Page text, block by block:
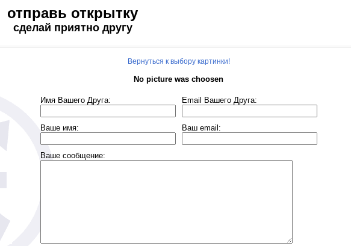
отправь открытку
сделай приятно другу
Вернуться к выбору картинки!
No picture was choosen
Имя Вашего Друга: Еmail Вашего Друга:
Ваше имя: Ваш email:
Ваше сообщение: